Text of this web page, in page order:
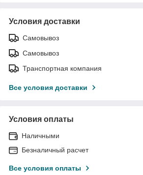
Условия доставки
Самовывоз
Самовывоз
Транспортная компания
Все условия доставки
Условия оплаты
Наличными
Безналичный расчет
Все условия оплаты